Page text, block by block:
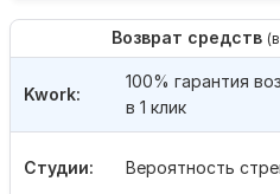
Возврат средств
Студии: Вероятность
Kwork:
100% гарантия
в 1 клик